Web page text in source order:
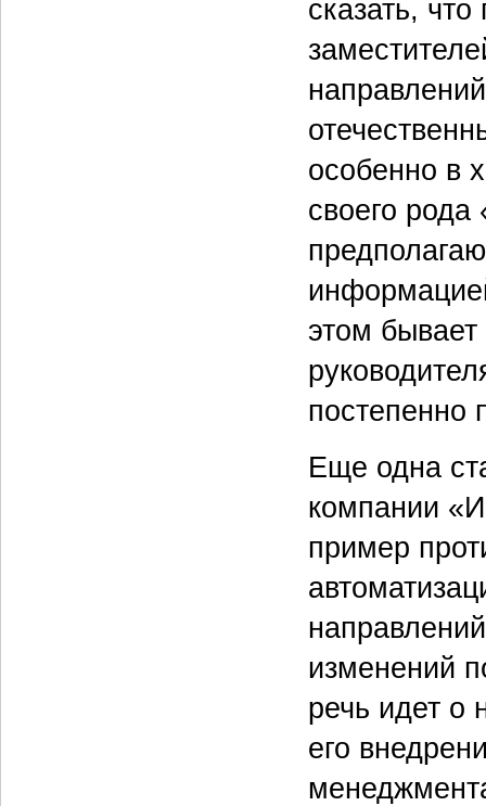
сказать,
особенно в
своего рода
этом
постепенно
Еще одна
компании
пример
изменений
речь идет о
его